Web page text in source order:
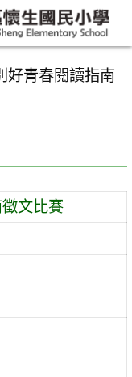
好青春閱讀指南
文比賽